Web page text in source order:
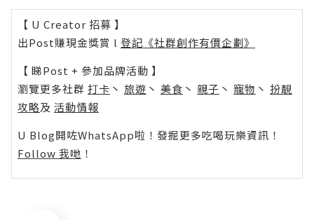
【 U Creator 招募 】
出Post賺現金獎賞 l 登記《社群創作有價企劃》
【 睇Post + 參加品牌活動 】
瀏覽更多社群 打卡 丶 旅遊 丶 美食 丶 親子 丶 寵物 丶 扮靚
攻略及 活動情報
U Blog開咗WhatsApp啦！發掘更多吃喝玩樂資訊！
Follow 我哋 ！